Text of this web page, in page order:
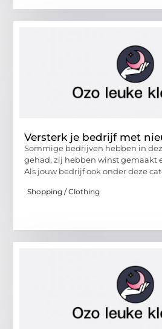
Versterk je bedrijf met
Sommige bedrijven hebben in
gehad, zij hebben winst gemaakt
Als jouw bedrijf ook onder deze
Shopping / Clothing